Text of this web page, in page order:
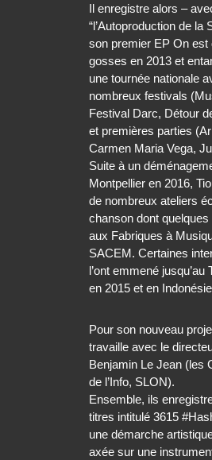
Il enregistre alors –
“l’Autoproduction de la
son premier EP On est
gosses en 2013 et
une tournée nationale
nombreux festivals
Festival Darc, Détour
et premières parties
Carmen Maria Vega,
Suite à un
Montpellier en 2016,
de nombreux ateliers
chanson dont
aux Fabriques à
SACEM. Certaines
l’ont emmené jusqu’au
en 2015 et en
Pour son nouveau
travaille avec le
Benjamin Le Jean (les
de l’Info, SLON).
Ensemble, ils
titres intitulé 3615
une démarche
axée sur une